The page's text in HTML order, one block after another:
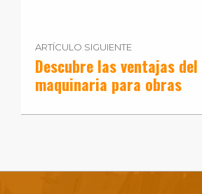
ARTÍCULO SIGUIENTE
Descubre las ventajas
maquinaria para obras